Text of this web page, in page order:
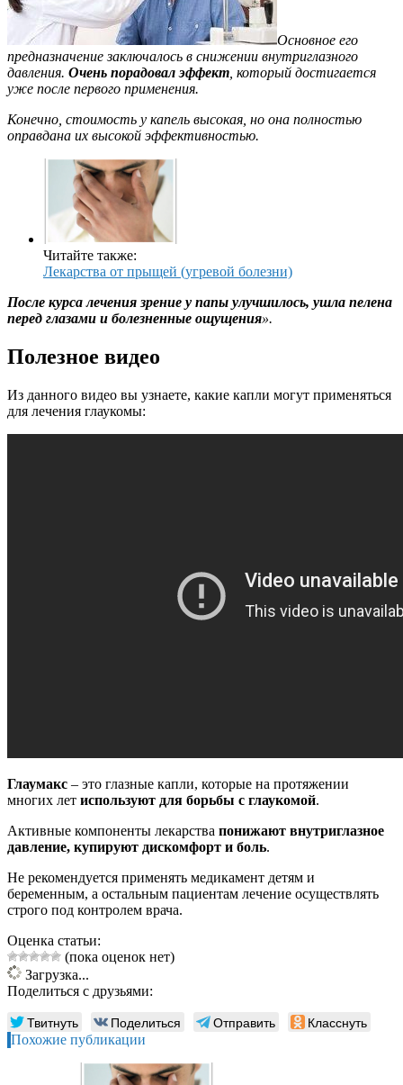
Основное его
предназначение заключалось в снижении внутриглазного
давления. Очень порадовал эффект , который достигается
уже после первого применения.
Конечно, стоимость у капель высокая, но она полностью
оправдана их высокой эффективностью.
Читайте также:
Лекарства от прыщей (угревой болезни)
После курса лечения зрение у папы улучшилось, ушла пелена
перед глазами и болезненные ощущения».
Полезное видео
Из данного видео вы узнаете, какие капли могут применяться
для лечения глаукомы:
Глаумакс – это глазные капли, которые на протяжении
многих лет используют для борьбы с глаукомой.
Активные компоненты лекарства понижают внутриглазное
давление, купируют дискомфорт и боль.
Не рекомендуется применять медикамент детям и
беременным, а остальным пациентам лечение осуществлять
строго под контролем врача.
Оценка статьи:
(пока оценок нет)
Загрузка...
Поделиться с друзьями:
Твитнуть Поделиться Отправить Класснуть
Похожие публикации